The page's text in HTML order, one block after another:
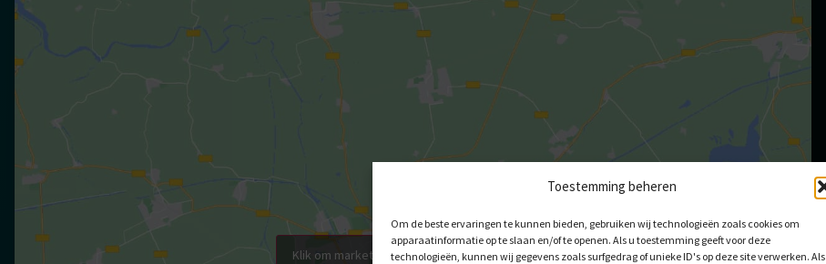
Toestemming beheren
Om de beste ervaringen te kunnen bieden, gebruiken wij technologieën zoals cookies om
apparaatinformatie op te slaan en/of te openen. Als u toestemming geeft voor deze
technologieën, kunnen wij gegevens zoals surfgedrag of unieke ID's op deze site verwerken. Als
Klik om marketing cookies te accepteren en